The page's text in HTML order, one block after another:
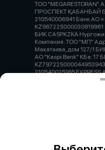
ТОО "MEGARESTORAN"
ПРОСПЕКТ ҚАБАНБАЙ
210540006941 Банк АО
БИК CASPKZKA
Компания: ТОО "МП"
Макатаева, дом 127/1
АО "Kaspi Bank" КБе: 17
210540025165
ТАУГУЛЬ-3, УЛИЦА
Работает на